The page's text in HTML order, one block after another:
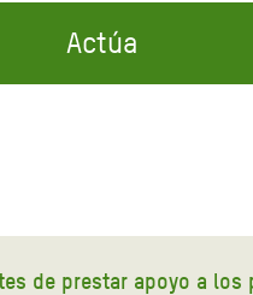
en
Actúa
de prestar apoyo a los